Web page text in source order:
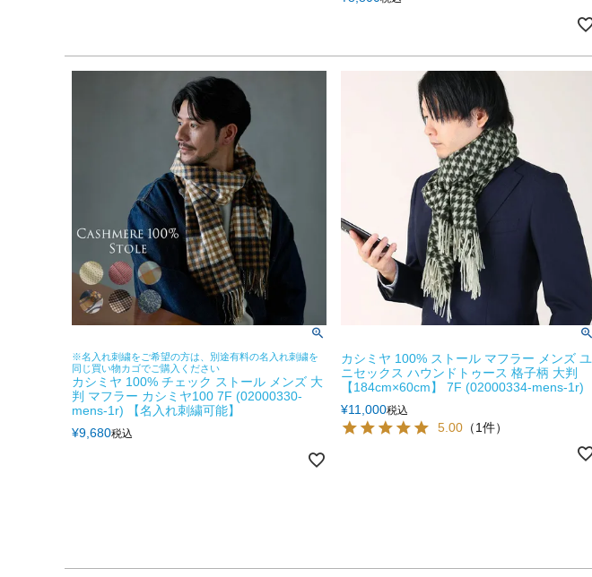
※名入れ刺繍をご希望の方は、別途有料の名入れ刺繍を
同じ買い物カゴでご購入ください
カシミヤ 100% チェック ストール メンズ 大
判 マフラー カシミヤ100 7F (02000330-
mens-1r) 【名入れ刺繍可能】
¥9,680税込
カシミヤ 100% ストール マフラー メンズ ユ
ニセックス ハウンドトゥース 格子柄 大判
【184cm×60cm】 7F (02000334-mens-1r)
¥11,000税込
5.00 （1件）